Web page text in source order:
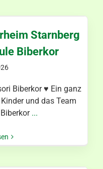
Starnberg
Biberkor
Biberkor ♥ Ein ganz
und das Team
...